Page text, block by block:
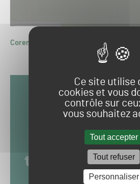
Ce site utilise
cookies et vous
contrôle sur
vous souhaitez
Tout accepter
Tout refuser
Personnaliser
Corentin RICHARD